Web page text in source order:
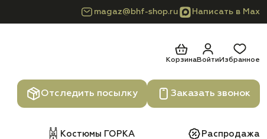
magaz@bhf-shop.ru Написать в Max
КорзинаВойти Избранное
Отследить посылку Заказать звонок
Костюмы ГОРКА Распродажа